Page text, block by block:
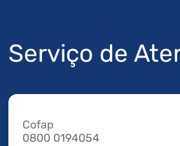
Serviço de
Cofap
0800 0194054